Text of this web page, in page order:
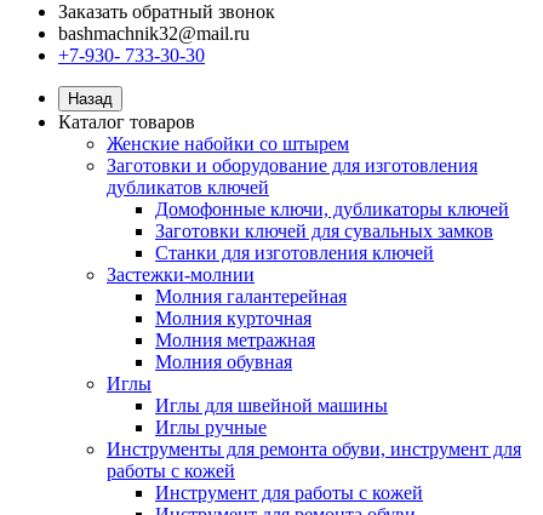
Заказать обратный звонок
bashmachnik32@mail.ru
+7-930- 733-30-30
Назад
Каталог товаров
Женские набойки со штырем
Заготовки и оборудование для изготовления
дубликатов ключей
Домофонные ключи, дубликаторы ключей
Заготовки ключей для сувальных замков
Станки для изготовления ключей
Застежки-молнии
Молния галантерейная
Молния курточная
Молния метражная
Молния обувная
Иглы
Иглы для швейной машины
Иглы ручные
Инструменты для ремонта обуви, инструмент для
работы с кожей
Инструмент для работы с кожей